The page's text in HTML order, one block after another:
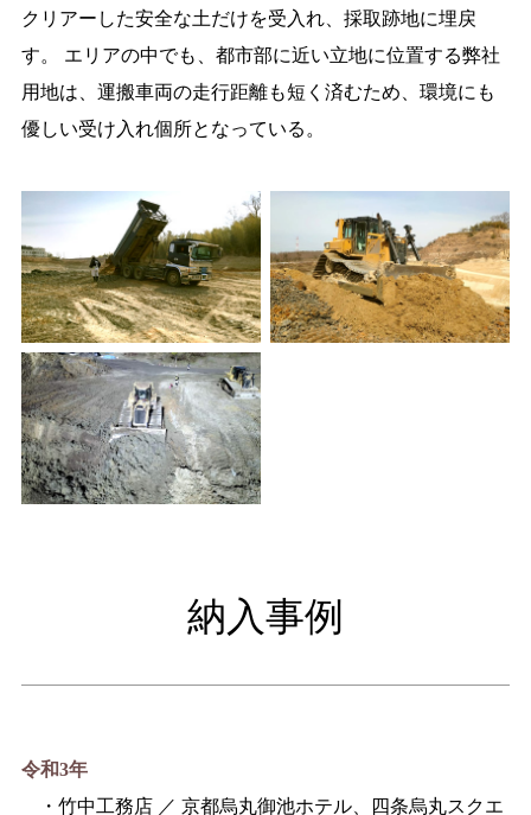
クリアーした安全な土だけを受入れ、採取跡地に埋戻
す。 エリアの中でも、都市部に近い立地に位置する弊社
用地は、運搬車両の走行距離も短く済むため、環境にも
優しい受け入れ個所となっている。
納入事例
令和3年
・竹中工務店 ／ 京都烏丸御池ホテル、四条烏丸スクエ